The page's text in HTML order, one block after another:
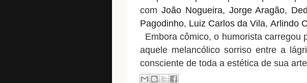
com João Nogueira, Jorge Aragão,
Pagodinho, Luiz Carlos da Vila, Arlindo
Embora cômico, o humorista carregou
aquele melancólico sorriso entre a
consciente de toda a estética de sua